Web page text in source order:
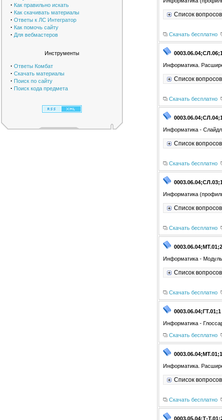
· Как правильно искать
· Как скачивать материалы
· Ответы к ЛС Интегратор
· Как помочь сайту
· Для вебмастеров
Инструменты
· Ответы Комбат
· Скачать материалы
· Поиск по сайту
· Поиск кода предмета
Список
Скачать бесплатно
Информатика.
Список
Скачать бесплатно
Информатика -
Список
Скачать бесплатно
Информатика
Список
Скачать бесплатно
0003.06.04;МТ.01;2
Информатика -
Список
Скачать бесплатно
0003.06.04;ГТ.01;1
Информатика -
Скачать бесплатно
0003.06.04;МТ.01;1
Информатика.
Список
Скачать бесплатно
0003.05.04;Т-